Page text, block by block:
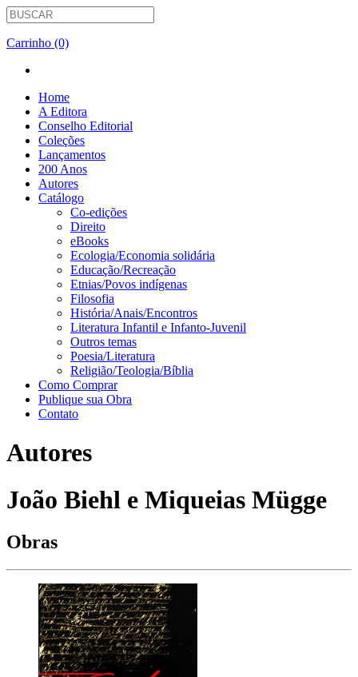
Carrinho (0)
Home
A Editora
Conselho Editorial
Coleções
Lançamentos
200 Anos
Autores
Catálogo
Co-edições
Direito
eBooks
Ecologia/Economia solidária
Educação/Recreação
Etnias/Povos indígenas
Filosofia
História/Anais/Encontros
Literatura Infantil e Infanto-Juvenil
Outros temas
Poesia/Literatura
Religião/Teologia/Bíblia
Como Comprar
Publique sua Obra
Contato
Autores
João Biehl e Miqueias Mügge
Obras